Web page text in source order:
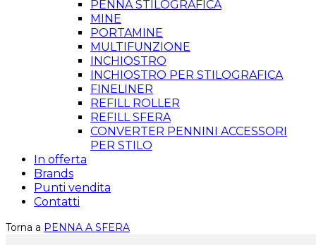
PENNA STILOGRAFICA
MINE
PORTAMINE
MULTIFUNZIONE
INCHIOSTRO
INCHIOSTRO PER STILOGRAFICA
FINELINER
REFILL ROLLER
REFILL SFERA
CONVERTER PENNINI ACCESSORI
PER STILO
In offerta
Brands
Punti vendita
Contatti
Torna a PENNA A SFERA